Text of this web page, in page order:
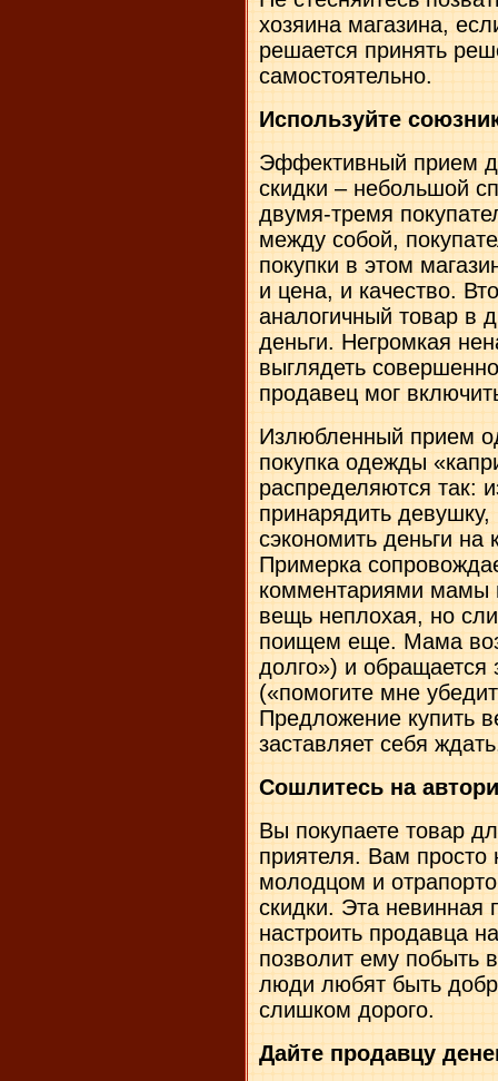
хозяина магазина,
решается принять
самостоятельно.
Используйте
Эффективный прием
скидки – небольшой
двумя-тремя
между собой,
покупки в этом
и цена, и качество.
аналогичный товар в
деньги. Негромкая
выглядеть
продавец мог
Излюбленный прием
покупка одежды
распределяются так:
принарядить
сэкономить деньги на
Примерка
комментариями мамы
вещь неплохая, но
поищем еще. Мама
долго») и
(«помогите мне
Предложение купить
заставляет себя
Сошлитесь на
Вы покупаете товар
приятеля. Вам просто
молодцом и
скидки. Эта невинная
настроить продавца
позволит ему побыть
люди любят быть
слишком дорого.
Дайте продавцу